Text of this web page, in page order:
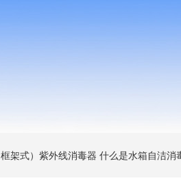
架式）紫外线消毒器 什么是水箱自洁消